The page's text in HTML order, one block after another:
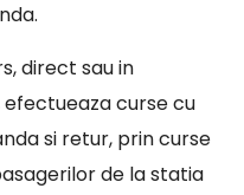
direct sau in
curse cu
si retur, prin curse
de la statia